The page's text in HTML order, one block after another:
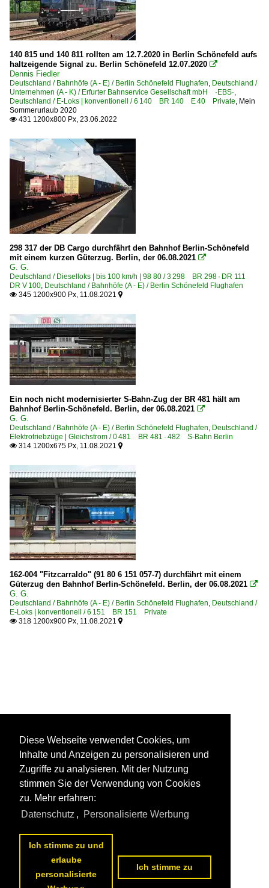
140 815 und 140 811 rollten am 12.7.2020 in Berlin Schönefeld aufs
haltzeigende Signal zu. Berlin Schönefeld 12.07.2020 
Dennis Fiedler
Deutschland / Bahnhöfe (A - E) / Berlin Schönefeld Flughafen, Deutschland /
Unternehmen (A - K) / Erfurter Bahnservice Gesellschaft mbH ·EBS·,
Deutschland / E-Loks | konventionell / 6 140 BR 140 E 40 Private, Mein
Sommerurlaub 2020
 431 1200x800 Px, 23.06.2022
298 317 der DB Cargo durchfährt den Bahnhof Berlin-Schönefeld
mit einem kurzen Güterzug. Berlin, der 06.08.2021 
G. G.
Deutschland / Dieselloks | bis 100 km/h | 98 80 / 3 298 BR 298 · DR 111
DR V 100, Deutschland / Bahnhöfe (A - E) / Berlin Schönefeld Flughafen
 345 1200x900 Px, 11.08.2021 
Ein noch nicht modernisierter S-Bahn-Zug der BR 481 hält am
Bahnhof Berlin-Schönefeld. Berlin, der 06.08.2021 
G. G.
Deutschland / Bahnhöfe (A - E) / Berlin Schönefeld Flughafen, Deutschland /
Elektrotriebzüge | Gleichstrom / 0 481 BR 481 · 482 S-Bahn Berlin
 314 1200x675 Px, 11.08.2021 
162-004 "Fitzcarraldo" (91 80 6 151 057-7) durchfährt mit einem
Güterzug den Bahnhof Berlin-Schönefeld. Berlin, der 06.08.2021 
G. G.
Deutschland / Bahnhöfe (A - E) / Berlin Schönefeld Flughafen, Deutschland /
E-Loks | konventionell / 6 151 BR 151 Private
 318 1200x900 Px, 11.08.2021 
Diese Webseite verwendet Cookies, um
Inhalte und Anzeigen zu personalisieren und
Zugriffe zu analysieren. Mit der Nutzung
stimmen Sie der Verwendung von Cookies
zu. Mehr erfahren:
Datenschutz , Personalisierte Werbung
Ich stimme zu und
erlaube
personalisierte
Ich stimme zu